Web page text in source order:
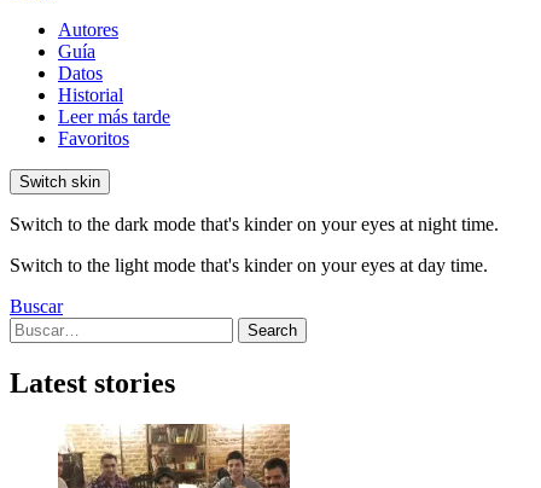
Autores
Guía
Datos
Historial
Leer más tarde
Favoritos
Switch skin
Switch to the dark mode that's kinder on your eyes at night time.
Switch to the light mode that's kinder on your eyes at day time.
Buscar
Search
for:
Search
Latest stories